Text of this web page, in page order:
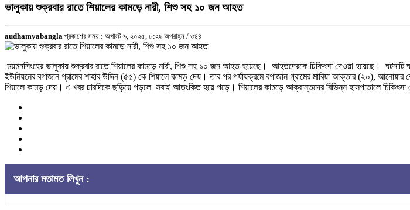
ভালুকায় শুক্রবার রাতে শিয়ালের কামড়ে নারী, শিশু সহ ১০ জন আহত
audhamyabangla প্রকাশের সময় : অগাস্ট ৯, ২০২৫, ৮:২৯ অপরাহ্ন / ৩৪৪
ময়মনসিংহের ভালুকায় শুক্রবার রাতে শিয়ালের কামড়ে নারী, শিশু সহ ১০ জন আহত হয়েছে। আহতদেরকে চিকিৎসা দেওয়া হয়েছে। ঘটনাটি
ইউনিয়নের বগাজান গ্রামের শাহাব উদ্দিন (৫৫) কে শিয়ালে কামড় দেয়। তার পর পর্যায়ক্রমে বগাজান গ্রামের মারিয়া আক্তার (২০),
শিয়ালে কামড় দেয়। এ খবর চারদিকে ছড়িয়ে পড়লে সবাই আতংকিত হয়ে পড়ে। শিয়ালের কামড়ে আক্রান্তদের বিভিন্ন হাসপাতালে
আপনার মতামত লিখুন :